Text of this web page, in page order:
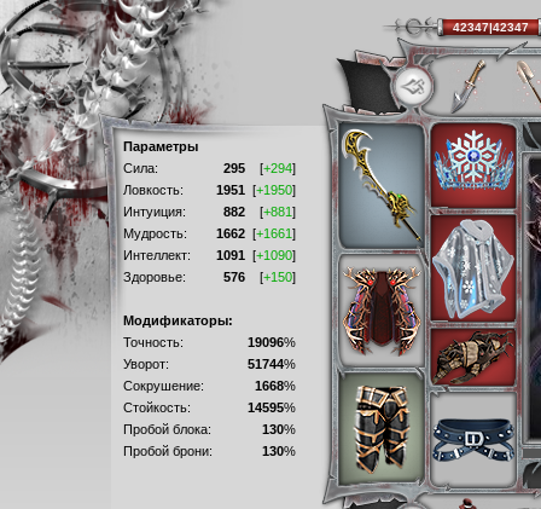
Параметры
Сила:
295 [+294]
Ловкость:
1951 [+1950]
Интуиция:
882 [+881]
Мудрость:
1662 [+1661]
Интеллект:
1091 [+1090]
Здоровье:
576 [+150]
Модификаторы:
Точность:
19096%
Уворот:
51744%
Сокрушение:
1668%
Стойкость:
14595%
Пробой блока:
130%
Пробой брони:
130%
42347|42347